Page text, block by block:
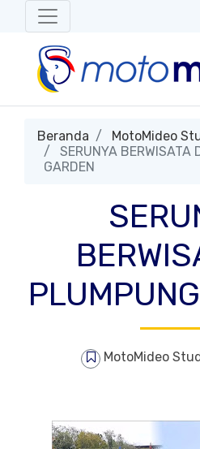
Beranda
MotoMideo
SERUNYA BERWISATA
GARDEN
MotoMideo